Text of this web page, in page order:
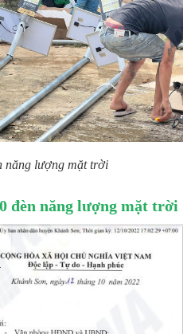
năng lượng mặt trời
đèn năng lượng mặt trời